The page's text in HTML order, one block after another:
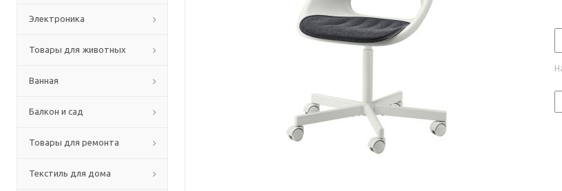
Электроника
Товары для животных
Ванная
Балкон и сад
Товары для ремонта
Текстиль для дома